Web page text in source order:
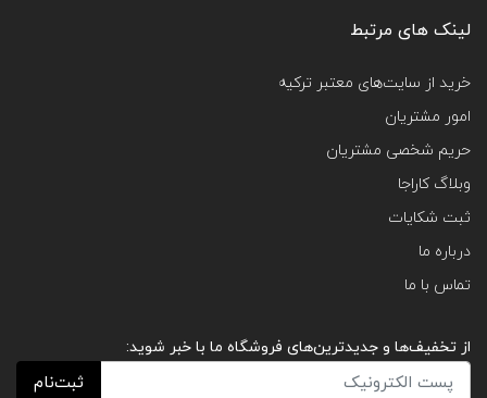
لینک های مرتبط
خرید از سایت‌های معتبر ترکیه
امور مشتریان
حریم شخصی مشتریان
وبلاگ کاراجا
ثبت شکایات
درباره ما
تماس با ما
از تخفیف‌ها و جدیدترین‌های فروشگاه ما با خبر شوید:
ثبت‌نام